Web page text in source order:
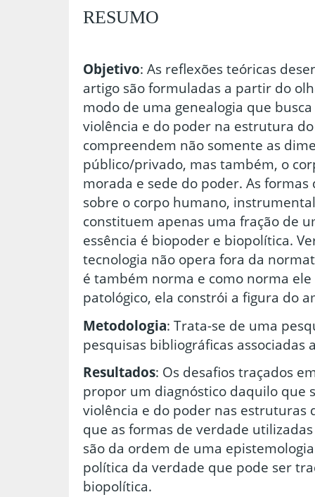
RESUMO
Objetivo: As reflexões teóricas
artigo são formuladas a partir do
modo de uma genealogia que
violência e do poder na estrutura
compreendem não somente as
público/privado, mas também, o
morada e sede do poder. As
sobre o corpo humano,
constituem apenas uma fração de
essência é biopoder e biopolítica.
tecnologia não opera fora da
é também norma e como norma
patológico, ela constrói a figura do
Metodologia: Trata-se de uma
pesquisas bibliográficas
Resultados: Os desafios traçados
propor um diagnóstico daquilo que
violência e do poder nas estruturas
que as formas de verdade
são da ordem de uma
política da verdade que pode ser
biopolítica.